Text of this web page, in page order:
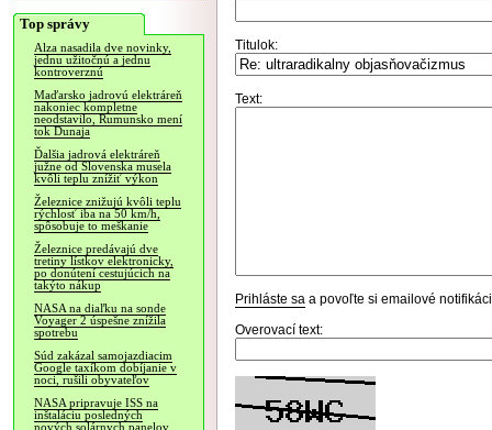
Top správy
Alza nasadila dve novinky,
jednu užitočnú a jednu
kontroverznú
Maďarsko jadrovú elektráreň
nakoniec kompletne
neodstavilo, Rumunsko mení
tok Dunaja
Ďalšia jadrová elektráreň
južne od Slovenska musela
kvôli teplu znížiť výkon
Železnice znižujú kvôli teplu
rýchlosť iba na 50 km/h,
spôsobuje to meškanie
Železnice predávajú dve
tretiny lístkov elektronicky,
po donútení cestujúcich na
takýto nákup
NASA na diaľku na sonde
Voyager 2 úspešne znížila
spotrebu
Súd zakázal samojazdiacim
Google taxíkom dobíjanie v
noci, rušili obyvateľov
NASA pripravuje ISS na
inštaláciu posledných
nových solárnych panelov
Titulok:
Text:
Prihláste sa a povoľte si emailové
Overovací text: